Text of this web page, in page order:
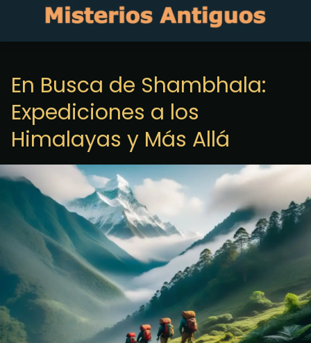
En Busca de Shambhala:
Expediciones a los
Himalayas y Más Allá